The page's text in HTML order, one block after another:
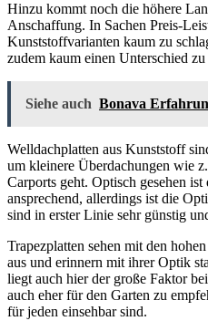
Hinzu kommt noch die höhere
Anschaffung. In Sachen Preis-
Kunststoffvarianten kaum zu
zudem kaum einen Unterschied
Siehe auch Bonava
Welldachplatten aus Kunststoff
um kleinere Überdachungen wie
Carports geht. Optisch gesehen
ansprechend, allerdings ist die
sind in erster Linie sehr günstig
Trapezplatten sehen mit den
aus und erinnern mit ihrer Optik
liegt auch hier der große Faktor
auch eher für den Garten zu
für jeden einsehbar sind.